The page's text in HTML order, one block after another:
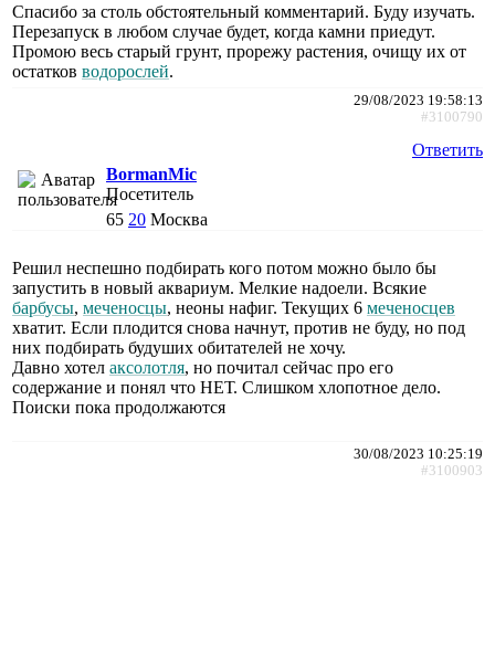
Спасибо за столь обстоятельный комментарий. Буду изучать.
Перезапуск в любом случае будет, когда камни приедут.
Промою весь старый грунт, прорежу растения, очищу их от
остатков водорослей.
29/08/2023 19:58:13
#3100790
Ответить
BormanMic
Посетитель
65 20 Москва
Решил неспешно подбирать кого потом можно было бы
запустить в новый аквариум. Мелкие надоели. Всякие
барбусы, меченосцы, неоны нафиг. Текущих 6 меченосцев
хватит. Если плодится снова начнут, против не буду, но под
них подбирать будуших обитателей не хочу.
Давно хотел аксолотля, но почитал сейчас про его
содержание и понял что НЕТ. Слишком хлопотное дело.
Поиски пока продолжаются
30/08/2023 10:25:19
#3100903